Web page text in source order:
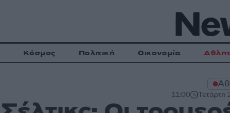
Κόσμος Πολιτική Οικονομία
11:00 Τετάρτη